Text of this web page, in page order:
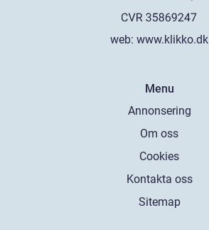
web: www.klikko.dk
Menu
Annonsering
Om oss
Cookies
Kontakta oss
Sitemap